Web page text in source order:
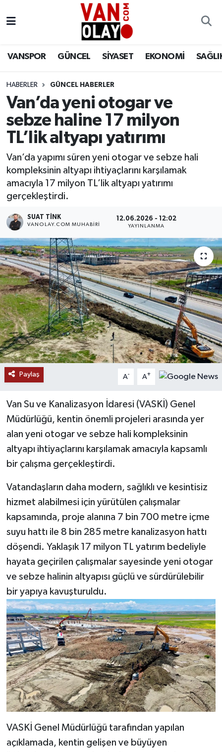
VANSPOR GÜNCEL SİYASET EKONOMİ
HABERLER GÜNCEL HABERLER
Van’da yeni otogar ve
sebze haline 17 milyon
TL’lik altyapı yatırımı
Van’da yapımı süren yeni otogar ve sebze hali
kompleksinin altyapı ihtiyaçlarını karşılamak
amacıyla 17 milyon TL’lik altyapı yatırımı
gerçekleştirdi.
SUAT TINK
VANOLAY.COM MUHABIRI
12.06.2026 - 12:02
YAYINLANMA
Paylaş A- A+
Van Su ve Kanalizasyon İdaresi (VASKİ) Genel
Müdürlüğü, kentin önemli projeleri arasında yer
alan yeni otogar ve sebze hali kompleksinin
altyapı ihtiyaçlarını karşılamak amacıyla kapsamlı
bir çalışma gerçekleştirdi.
Vatandaşların daha modern, sağlıklı ve kesintisiz
hizmet alabilmesi için yürütülen çalışmalar
kapsamında, proje alanına 7 bin 700 metre içme
suyu hattı ile 8 bin 285 metre kanalizasyon hattı
döşendi. Yaklaşık 17 milyon TL yatırım bedeliyle
hayata geçirilen çalışmalar sayesinde yeni otogar
ve sebze halinin altyapısı güçlü ve sürdürülebilir
bir yapıya kavuşturuldu.
VASKİ Genel Müdürlüğü tarafından yapılan
açıklamada, kentin gelişen ve büyüyen
Siyaset
Ekonomi
Sağlık
Eğitim
Bilim & Teknoloji
Dünya
RESMİ İLANLAR
Van Nöbetçi Eczaneler
Van Namaz Vakitleri
Van Trafik Yoğunluk Haritası
Süper Lig Puan Durumu ve Fikstür
Tüm Manşetler
Son Dakika Haberleri
Haber Arşivi